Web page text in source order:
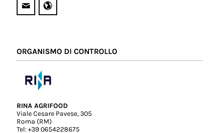
ORGANISMO DI CONTROLLO
RINA AGRIFOOD
Viale Cesare Pavese, 305
Roma (RM)
Tel: +39 0654228675